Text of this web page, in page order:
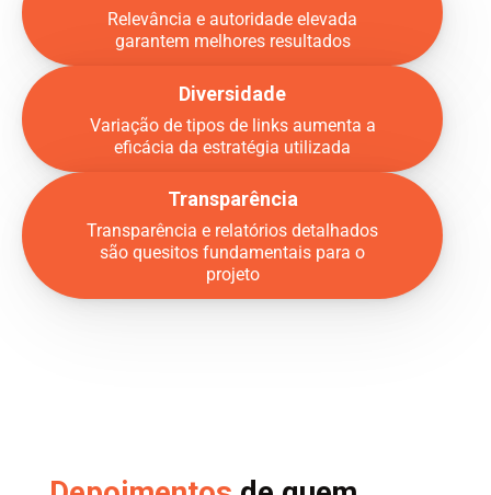
Relevância e autoridade elevada
garantem melhores resultados
Diversidade
Variação de tipos de links aumenta a
eficácia da estratégia utilizada
Transparência
Transparência e relatórios detalhados
são quesitos fundamentais para o
projeto